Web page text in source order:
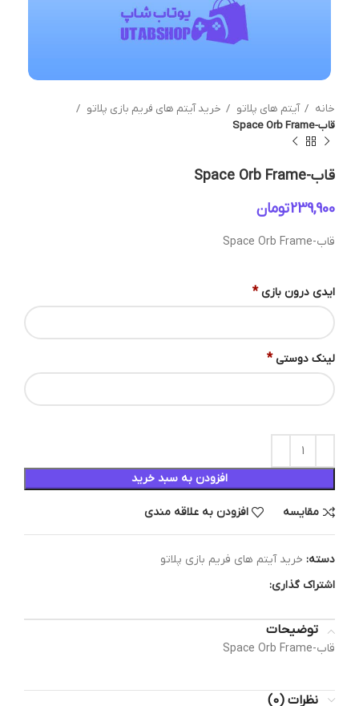
خانه آیتم های پلاتو
خرید آیتم های فریم بازی پلاتو
قاب-Space Orb Frame
قاب-Space Orb Frame
تومان
قاب-Space Orb Frame
ایدی درون بازی *
لینک دوستی *
افزودن به سبد خرید
مقایسه افزودن به علاقه مندی
دسته: خرید آیتم های فریم بازی پلاتو
اشتراک گذاری:
توضیحات
قاب-Space Orb Frame
نظرات (0)